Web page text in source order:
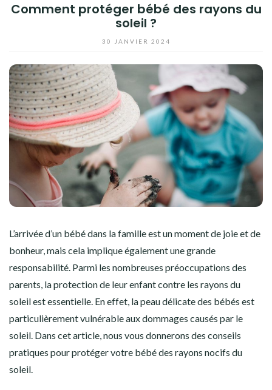
Comment protéger bébé des rayons du
soleil ?
30 JANVIER 2024
L’arrivée d’un bébé dans la famille est un moment de joie et de
bonheur, mais cela implique également une grande
responsabilité. Parmi les nombreuses préoccupations des
parents, la protection de leur enfant contre les rayons du
soleil est essentielle. En effet, la peau délicate des bébés est
particulièrement vulnérable aux dommages causés par le
soleil. Dans cet article, nous vous donnerons des conseils
pratiques pour protéger votre bébé des rayons nocifs du
soleil.